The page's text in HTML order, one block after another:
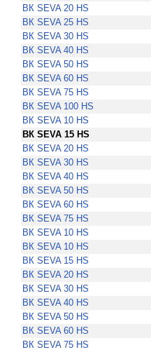
ВК SEVA 20 HS
ВК SEVA 25 HS
ВК SEVA 30 HS
ВК SEVA 40 HS
ВК SEVA 50 HS
ВК SEVA 60 HS
ВК SEVA 75 HS
ВК SEVA 100 HS
ВК SEVA 10 HS
ВК SEVA 15 HS
ВК SEVA 20 HS
ВК SEVA 30 HS
ВК SEVA 40 HS
ВК SEVA 50 HS
ВК SEVA 60 HS
ВК SEVA 75 HS
ВК SEVA 10 HS
ВК SEVA 10 HS
ВК SEVA 15 HS
ВК SEVA 20 HS
ВК SEVA 30 HS
ВК SEVA 40 HS
ВК SEVA 50 HS
ВК SEVA 60 HS
ВК SEVA 75 HS